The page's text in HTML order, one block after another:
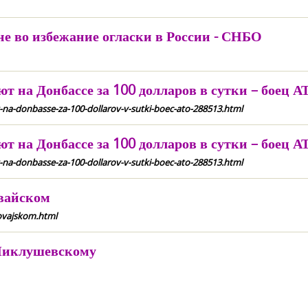
во избежание огласки в России - СНБО
на Донбассе за 100 долларов в сутки – боец
donbasse-za-100-dollarov-v-sutki-boec-ato-288513.html
на Донбассе за 100 долларов в сутки – боец
donbasse-za-100-dollarov-v-sutki-boec-ato-288513.html